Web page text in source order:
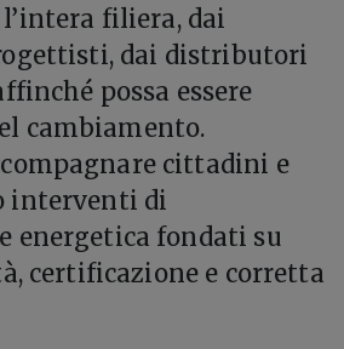
filiera, dai
dai distributori
possa essere
cambiamento.
cittadini e
interventi di
energetica fondati su
certificazione e corretta